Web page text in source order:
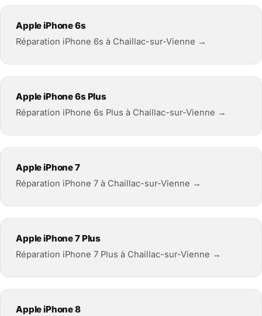
Apple iPhone 6s
Réparation iPhone 6s à Chaillac-sur-Vienne →
Apple iPhone 6s Plus
Réparation iPhone 6s Plus à Chaillac-sur-Vienne →
Apple iPhone 7
Réparation iPhone 7 à Chaillac-sur-Vienne →
Apple iPhone 7 Plus
Réparation iPhone 7 Plus à Chaillac-sur-Vienne →
Apple iPhone 8